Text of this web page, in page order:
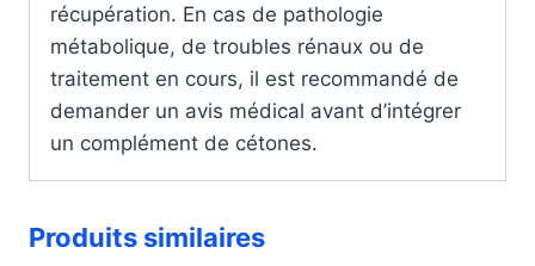
récupération. En cas de pathologie
métabolique, de troubles rénaux ou de
traitement en cours, il est recommandé de
demander un avis médical avant d’intégrer
un complément de cétones.
Produits similaires